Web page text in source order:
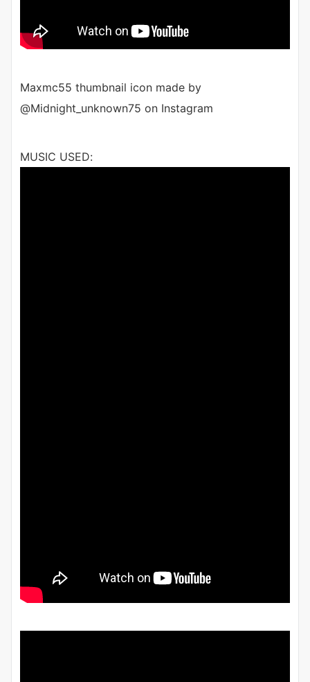
Maxmc55 thumbnail icon made by
@Midnight_unknown75 on Instagram
MUSIC USED: